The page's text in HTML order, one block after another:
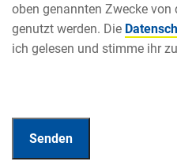
oben genannten Zwecke von
genutzt werden. Die
ich gelesen und stimme ihr